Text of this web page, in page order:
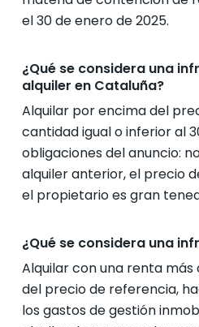
el 30 de enero de 2025.
¿Qué se considera una
alquiler en Cataluña?
Alquilar por encima del
cantidad igual o inferior al
obligaciones del anuncio:
alquiler anterior, el precio
el propietario es gran
¿Qué se considera una
Alquilar con una renta más
del precio de referencia,
los gastos de gestión